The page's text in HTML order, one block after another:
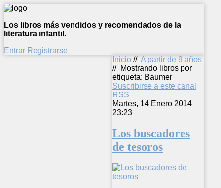
Los libros más vendidos y recomendados de la
literatura infantil.
Entrar Registrarse
Inicio // A partir de 9 años
// Mostrando libros por
etiqueta: Baumer
Suscribirse a este canal
RSS
Martes, 14 Enero 2014
23:23
Los buscadores
de tesoros